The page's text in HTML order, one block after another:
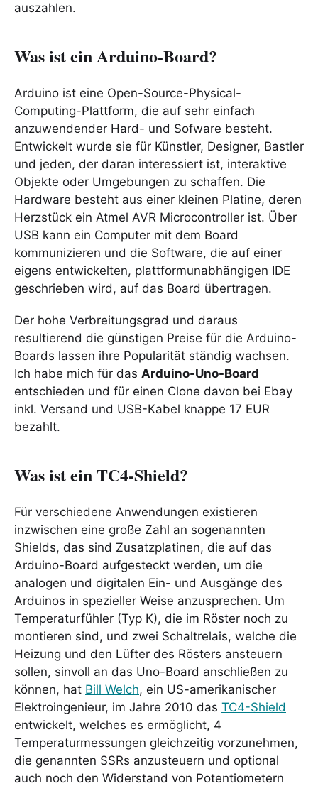
auszahlen.
Was ist ein Arduino-Board?
Arduino ist eine Open-Source-Physical-
Computing-Plattform, die auf sehr einfach
anzuwendender Hard- und Sofware besteht.
Entwickelt wurde sie für Künstler, Designer, Bastler
und jeden, der daran interessiert ist, interaktive
Objekte oder Umgebungen zu schaffen. Die
Hardware besteht aus einer kleinen Platine, deren
Herzstück ein Atmel AVR Microcontroller ist. Über
USB kann ein Computer mit dem Board
kommunizieren und die Software, die auf einer
eigens entwickelten, plattformunabhängigen IDE
geschrieben wird, auf das Board übertragen.
Der hohe Verbreitungsgrad und daraus
resultierend die günstigen Preise für die Arduino-
Boards lassen ihre Popularität ständig wachsen.
Ich habe mich für das Arduino-Uno-Board
entschieden und für einen Clone davon bei Ebay
inkl. Versand und USB-Kabel knappe 17 EUR
bezahlt.
Was ist ein TC4-Shield?
Für verschiedene Anwendungen existieren
inzwischen eine große Zahl an sogenannten
Shields, das sind Zusatzplatinen, die auf das
Arduino-Board aufgesteckt werden, um die
analogen und digitalen Ein- und Ausgänge des
Arduinos in spezieller Weise anzusprechen. Um
Temperaturfühler (Typ K), die im Röster noch zu
montieren sind, und zwei Schaltrelais, welche die
Heizung und den Lüfter des Rösters ansteuern
sollen, sinvoll an das Uno-Board anschließen zu
können, hat Bill Welch, ein US-amerikanischer
Elektroingenieur, im Jahre 2010 das TC4-Shield
entwickelt, welches es ermöglicht, 4
Temperaturmessungen gleichzeitig vorzunehmen,
die genannten SSRs anzusteuern und optional
auch noch den Widerstand von Potentiometern